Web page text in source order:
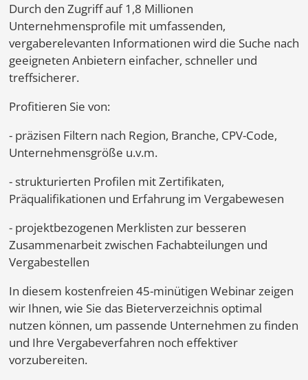
Durch den Zugriff auf 1,8 Millionen
Unternehmensprofile mit umfassenden,
vergaberelevanten Informationen wird die Suche nach
geeigneten Anbietern einfacher, schneller und
treffsicherer.
Profitieren Sie von:
- präzisen Filtern nach Region, Branche, CPV-Code,
Unternehmensgröße u.v.m.
- strukturierten Profilen mit Zertifikaten,
Präqualifikationen und Erfahrung im Vergabewesen
- projektbezogenen Merklisten zur besseren
Zusammenarbeit zwischen Fachabteilungen und
Vergabestellen
In diesem kostenfreien 45-minütigen Webinar zeigen
wir Ihnen, wie Sie das Bieterverzeichnis optimal
nutzen können, um passende Unternehmen zu finden
und Ihre Vergabeverfahren noch effektiver
vorzubereiten.